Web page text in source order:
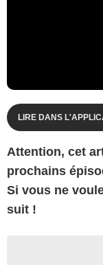
LIRE DANS
Attention, cet
prochains
Si vous ne
suit !